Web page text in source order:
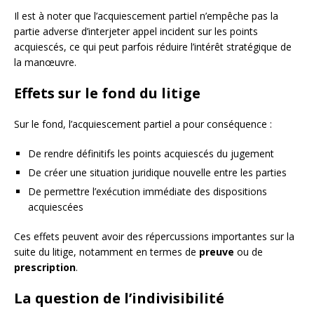
Il est à noter que l’acquiescement partiel n’empêche pas la
partie adverse d’interjeter appel incident sur les points
acquiescés, ce qui peut parfois réduire l’intérêt stratégique de
la manœuvre.
Effets sur le fond du litige
Sur le fond, l’acquiescement partiel a pour conséquence :
De rendre définitifs les points acquiescés du jugement
De créer une situation juridique nouvelle entre les parties
De permettre l’exécution immédiate des dispositions
acquiescées
Ces effets peuvent avoir des répercussions importantes sur la
suite du litige, notamment en termes de preuve ou de
prescription.
La question de l’indivisibilité